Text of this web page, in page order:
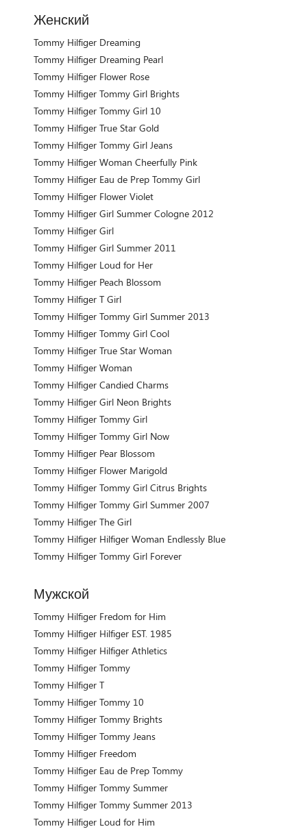
Женский
Tommy Hilfiger Dreaming
Tommy Hilfiger Dreaming Pearl
Tommy Hilfiger Flower Rose
Tommy Hilfiger Tommy Girl Brights
Tommy Hilfiger Tommy Girl 10
Tommy Hilfiger True Star Gold
Tommy Hilfiger Tommy Girl Jeans
Tommy Hilfiger Woman Cheerfully Pink
Tommy Hilfiger Eau de Prep Tommy Girl
Tommy Hilfiger Flower Violet
Tommy Hilfiger Girl Summer Cologne 2012
Tommy Hilfiger Girl
Tommy Hilfiger Girl Summer 2011
Tommy Hilfiger Loud for Her
Tommy Hilfiger Peach Blossom
Tommy Hilfiger T Girl
Tommy Hilfiger Tommy Girl Summer 2013
Tommy Hilfiger Tommy Girl Cool
Tommy Hilfiger True Star Woman
Tommy Hilfiger Woman
Tommy Hilfiger Candied Charms
Tommy Hilfiger Girl Neon Brights
Tommy Hilfiger Tommy Girl
Tommy Hilfiger Tommy Girl Now
Tommy Hilfiger Pear Blossom
Tommy Hilfiger Flower Marigold
Tommy Hilfiger Tommy Girl Citrus Brights
Tommy Hilfiger Tommy Girl Summer 2007
Tommy Hilfiger The Girl
Tommy Hilfiger Hilfiger Woman Endlessly Blue
Tommy Hilfiger Tommy Girl Forever
Мужской
Tommy Hilfiger Fredom for Him
Tommy Hilfiger Hilfiger EST. 1985
Tommy Hilfiger Hilfiger Athletics
Tommy Hilfiger Tommy
Tommy Hilfiger T
Tommy Hilfiger Tommy 10
Tommy Hilfiger Tommy Brights
Tommy Hilfiger Tommy Jeans
Tommy Hilfiger Freedom
Tommy Hilfiger Eau de Prep Tommy
Tommy Hilfiger Tommy Summer
Tommy Hilfiger Tommy Summer 2013
Tommy Hilfiger Loud for Him